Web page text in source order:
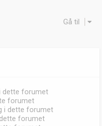
Gå til
dette forumet
forumet
i dette forumet
forumet